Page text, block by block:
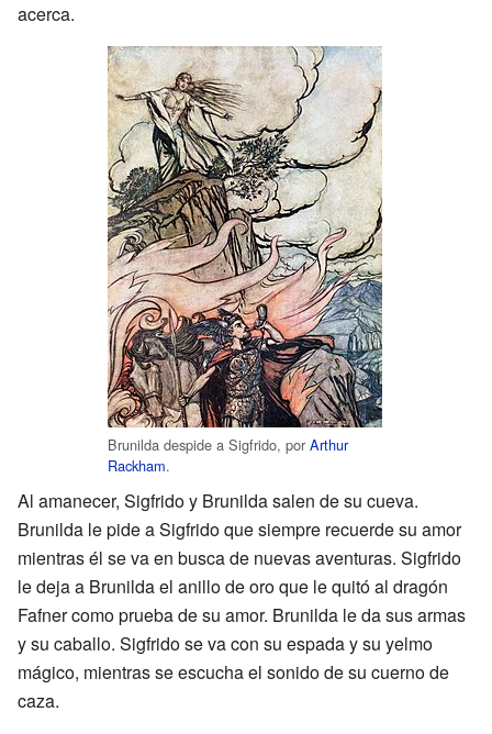
acerca.
Brunilda despide a Sigfrido, por Arthur
Rackham.
Al amanecer, Sigfrido y Brunilda salen de su cueva.
Brunilda le pide a Sigfrido que siempre recuerde su amor
mientras él se va en busca de nuevas aventuras. Sigfrido
le deja a Brunilda el anillo de oro que le quitó al dragón
Fafner como prueba de su amor. Brunilda le da sus armas
y su caballo. Sigfrido se va con su espada y su yelmo
mágico, mientras se escucha el sonido de su cuerno de
caza.